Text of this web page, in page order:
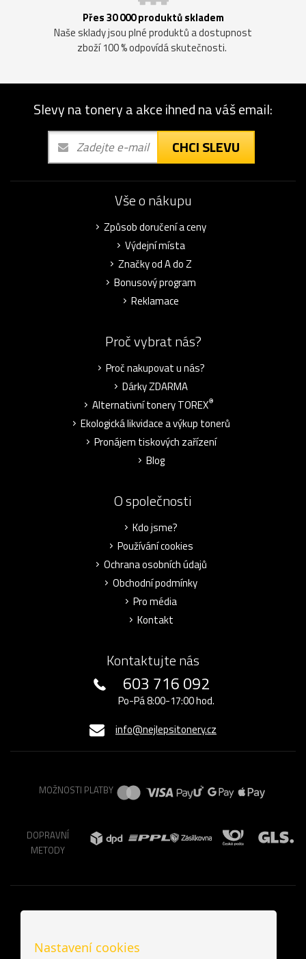
Přes 30 000 produktů skladem
Naše sklady jsou plné produktů a dostupnost
zboží 100 % odpovídá skutečnosti.
Slevy na tonery a akce ihned na váš email:
CHCI SLEVU
Vše o nákupu
Způsob doručení a ceny
Výdejní místa
Značky od A do Z
Bonusový program
Reklamace
Proč vybrat nás?
Proč nakupovat u nás?
Dárky ZDARMA
Alternativní tonery TOREX®
Ekologická likvidace a výkup tonerů
Pronájem tiskových zařízení
Blog
O společnosti
Kdo jsme?
Používání cookies
Ochrana osobních údajů
Obchodní podmínky
Pro média
Kontakt
Kontaktujte nás
603 716 092
Po-Pá 8:00-17:00 hod.
info@nejlepsitonery.cz
MOŽNOSTI PLATBY
DOPRAVNÍ
METODY
Nastavení cookies